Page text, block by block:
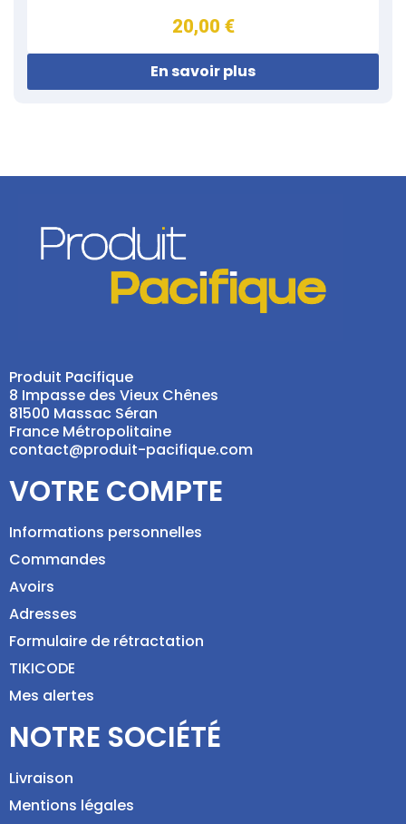
20,00 €
En savoir plus
Produit Pacifique
8 Impasse des Vieux Chênes
81500 Massac Séran
France Métropolitaine
contact@produit-pacifique.com
VOTRE COMPTE
Informations personnelles
Commandes
Avoirs
Adresses
Formulaire de rétractation
TIKICODE
Mes alertes
NOTRE SOCIÉTÉ
Livraison
Mentions légales